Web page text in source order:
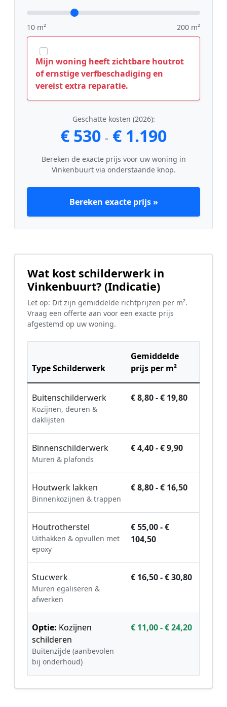
10 m² 200 m²
Mijn woning heeft zichtbare houtrot
of ernstige verfbeschadiging en
vereist extra reparatie.
Geschatte kosten (2026):
€ 530 - € 1.190
Bereken de exacte prijs voor uw woning in
Vinkenbuurt via onderstaande knop.
Bereken exacte prijs »
Wat kost schilderwerk in
Vinkenbuurt? (Indicatie)
Let op: Dit zijn gemiddelde richtprijzen per m².
Vraag een offerte aan voor een exacte prijs
afgestemd op uw woning.
Type Schilderwerk
Gemiddelde
prijs per m²
Buitenschilderwerk
Kozijnen, deuren &
daklijsten
€ 8,80 - € 19,80
Binnenschilderwerk
Muren & plafonds
€ 4,40 - € 9,90
Houtwerk lakken
Binnenkozijnen & trappen
€ 8,80 - € 16,50
Houtrotherstel
Uithakken & opvullen met
epoxy
€ 55,00 - €
104,50
Stucwerk
Muren egaliseren &
afwerken
€ 16,50 - € 30,80
Optie: Kozijnen
schilderen
Buitenzijde (aanbevolen
bij onderhoud)
€ 11,00 - € 24,20